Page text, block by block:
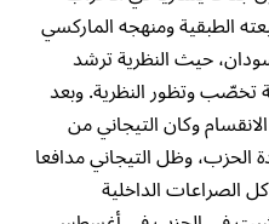
الطبقية ومنهجه الماركسي
حيث النظرية ترشد
تخصّب وتظور النظرية. وبعد
وكان التيجاني من
الحزب، وظل التيجاني مدافعا
الصراعات الداخلية